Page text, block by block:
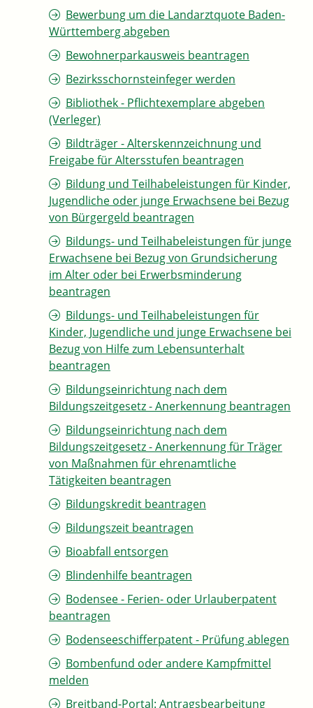
Bewerbung um die Landarztquote Baden-
Württemberg abgeben
Bewohnerparkausweis beantragen
Bezirksschornsteinfeger werden
Bibliothek - Pflichtexemplare abgeben
(Verleger)
Bildträger - Alterskennzeichnung und
Freigabe für Altersstufen beantragen
Bildung und Teilhabeleistungen für Kinder,
Jugendliche oder junge Erwachsene bei Bezug
von Bürgergeld beantragen
Bildungs- und Teilhabeleistungen für junge
Erwachsene bei Bezug von Grundsicherung
im Alter oder bei Erwerbsminderung
beantragen
Bildungs- und Teilhabeleistungen für
Kinder, Jugendliche und junge Erwachsene bei
Bezug von Hilfe zum Lebensunterhalt
beantragen
Bildungseinrichtung nach dem
Bildungszeitgesetz - Anerkennung beantragen
Bildungseinrichtung nach dem
Bildungszeitgesetz - Anerkennung für Träger
von Maßnahmen für ehrenamtliche
Tätigkeiten beantragen
Bildungskredit beantragen
Bildungszeit beantragen
Bioabfall entsorgen
Blindenhilfe beantragen
Bodensee - Ferien- oder Urlauberpatent
beantragen
Bodenseeschifferpatent - Prüfung ablegen
Bombenfund oder andere Kampfmittel
melden
Breitband-Portal: Antragsbearbeitung